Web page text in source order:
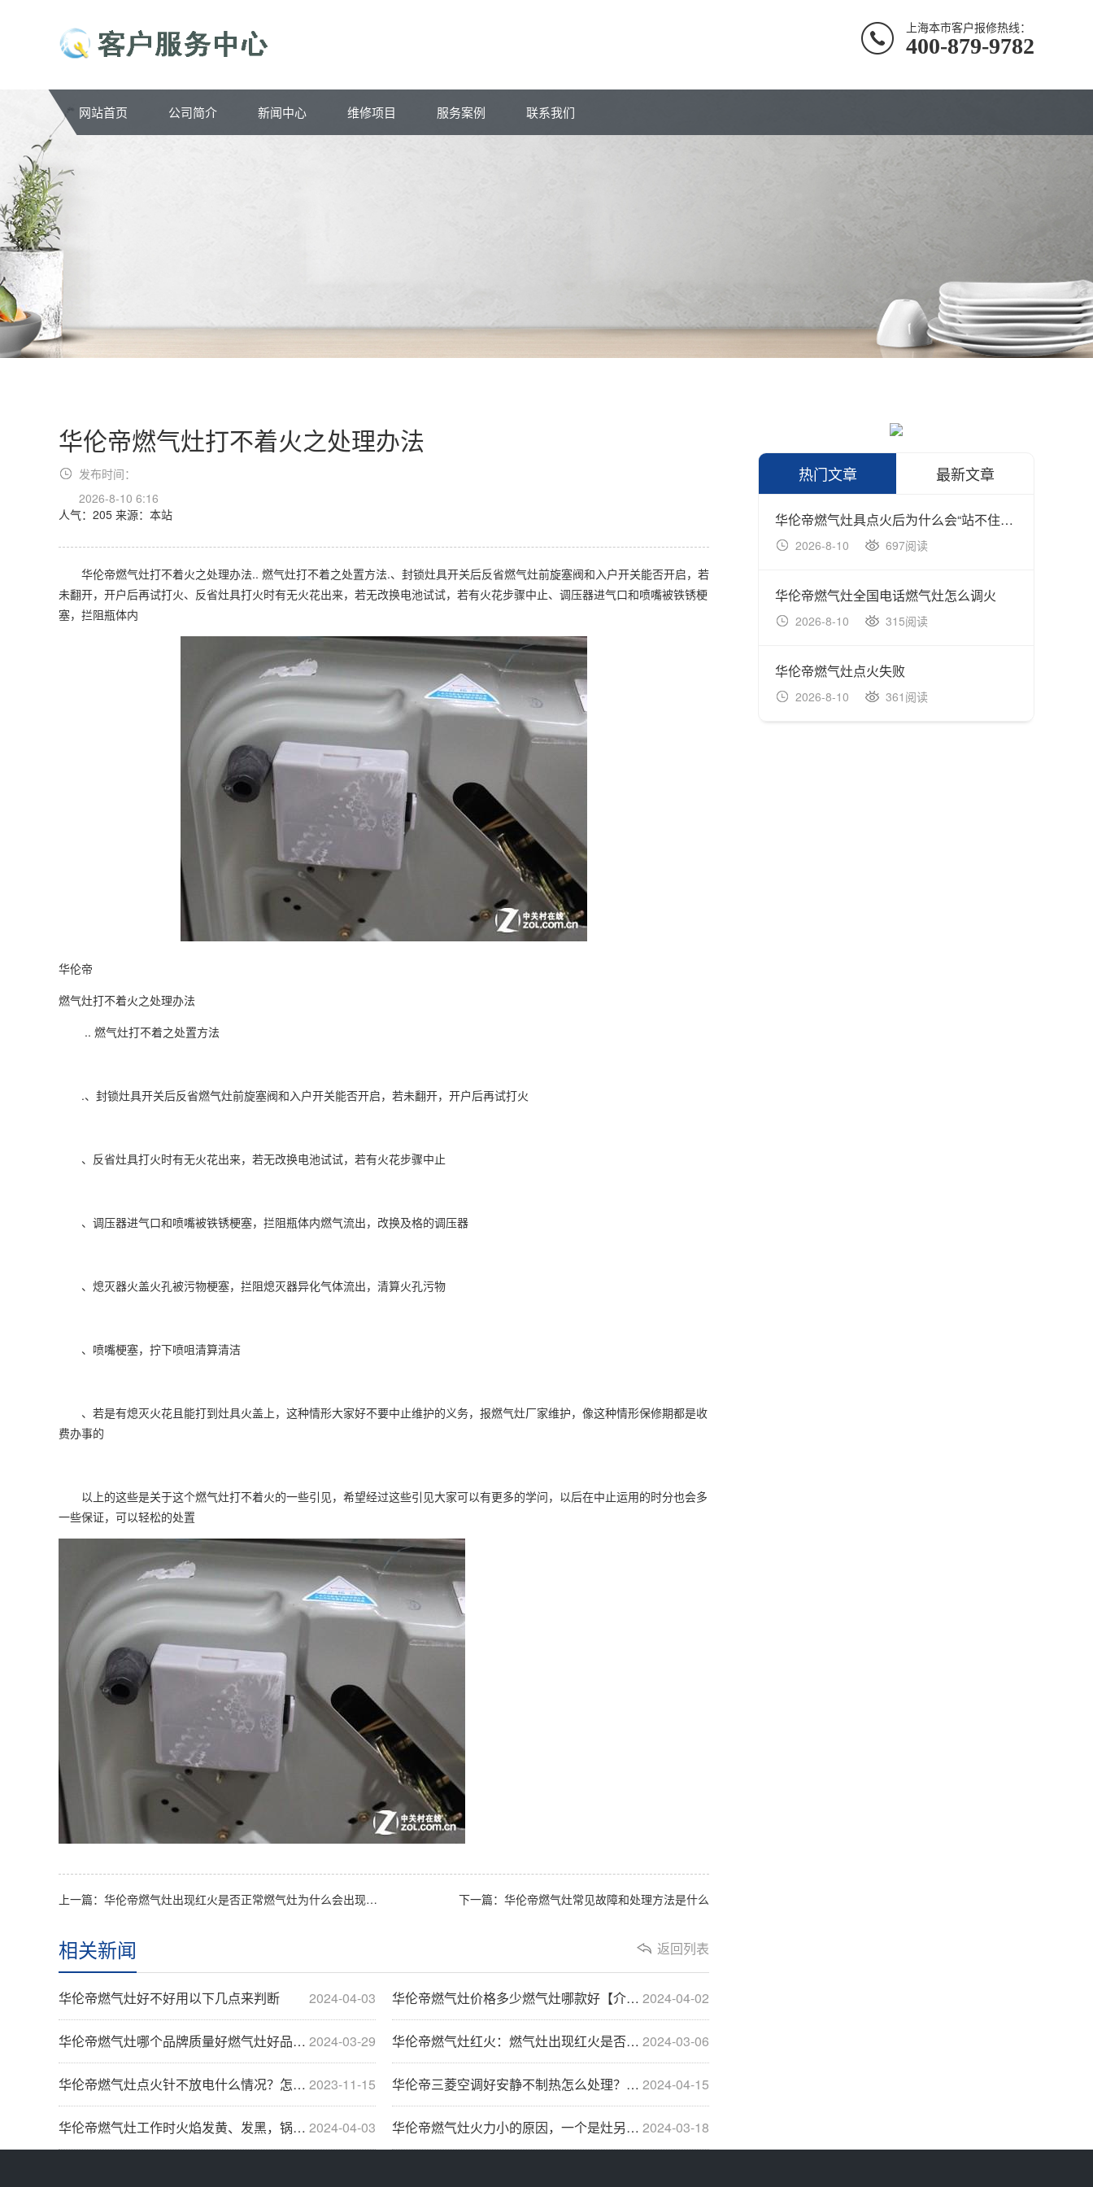
上海本市客户报修热线：
400-879-9782
网站首页 公司简介 新闻中心 维修项目 服务案例 联系我们
华伦帝燃气灶打不着火之处理办法
发布时间：
2026-8-10 6:16
人气：205 来源：本站
华伦帝燃气灶打不着火之处理办法.. 燃气灶打不着之处置方法.、封锁灶具开关后反省燃气灶前旋塞阀和入户开关能否开启，若
未翻开，开户后再试打火、反省灶具打火时有无火花出来，若无改换电池试试，若有火花步骤中止、调压器进气口和喷嘴被铁锈梗
塞，拦阻瓶体内
华伦帝
燃气灶打不着火之处理办法
.. 燃气灶打不着之处置方法
.、封锁灶具开关后反省燃气灶前旋塞阀和入户开关能否开启，若未翻开，开户后再试打火
、反省灶具打火时有无火花出来，若无改换电池试试，若有火花步骤中止
、调压器进气口和喷嘴被铁锈梗塞，拦阻瓶体内燃气流出，改换及格的调压器
、熄灭器火盖火孔被污物梗塞，拦阻熄灭器异化气体流出，清算火孔污物
、喷嘴梗塞，拧下喷咀清算清洁
、若是有熄灭火花且能打到灶具火盖上，这种情形大家好不要中止维护的义务，报燃气灶厂家维护，像这种情形保修期都是收
费办事的
以上的这些是关于这个燃气灶打不着火的一些引见，希望经过这些引见大家可以有更多的学问，以后在中止运用的时分也会多
一些保证，可以轻松的处置
上一篇：华伦帝燃气灶出现红火是否正常燃气灶为什么会出现红火 下一篇：华伦帝燃气灶常见故障和处理方法是什么
返回列表
相关新闻
2024-04-03
华伦帝燃气灶好不好用以下几点来判断 2024-04-02
华伦帝燃气灶价格多少燃气灶哪款好【介绍】
2024-03-29
华伦帝燃气灶哪个品牌质量好燃气灶好品牌推荐【详··· 2024-03-06
华伦帝燃气灶红火：燃气灶出现红火是否正常？燃起···
2023-11-15
华伦帝燃气灶点火针不放电什么情况？怎么解决 2024-04-15
华伦帝三菱空调好安静不制热怎么处理？解决三菱空···
2024-04-03
华伦帝燃气灶工作时火焰发黄、发黑，锅底积炭 -··· 2024-03-18
华伦帝燃气灶火力小的原因，一个是灶另一个就是气
热门文章 最新文章
华伦帝燃气灶具点火后为什么会“站不住火”，火焰没多久熄灭了如何处理
2026-8-10 697阅读
华伦帝燃气灶全国电话燃气灶怎么调火
2026-8-10 315阅读
华伦帝燃气灶点火失败
2026-8-10 361阅读